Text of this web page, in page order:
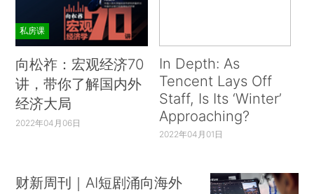
私房课
向松祚：宏观经济70
讲，带你了解国内外
经济大局
2022年04月06日
In Depth: As
Tencent Lays Off
Staff, Is Its ‘Winter’
Approaching?
2022年04月01日
财新周刊｜AI短剧涌向海外